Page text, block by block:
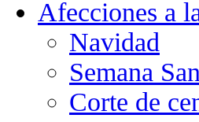
Afecciones a
Navidad
Semana
Corte de